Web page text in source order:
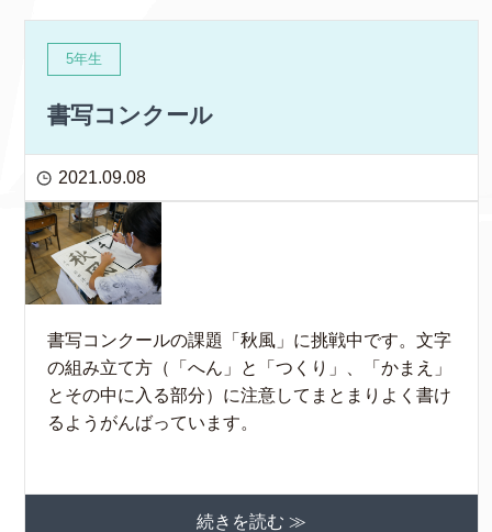
5年生
書写コンクール
2021.09.08
書写コンクールの課題「秋風」に挑戦中です。文字
の組み立て方（「へん」と「つくり」、「かまえ」
とその中に入る部分）に注意してまとまりよく書け
るようがんばっています。
続きを読む ≫